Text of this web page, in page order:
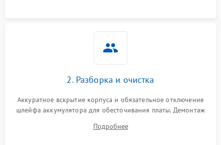
2. Разборка и очистка
Аккуратное вскрытие корпуса и обязательное отключение
шлейфа аккумулятора для обесточивания платы. Демонтаж
высохшей термопасты с кристаллов чипов.
Подробнее